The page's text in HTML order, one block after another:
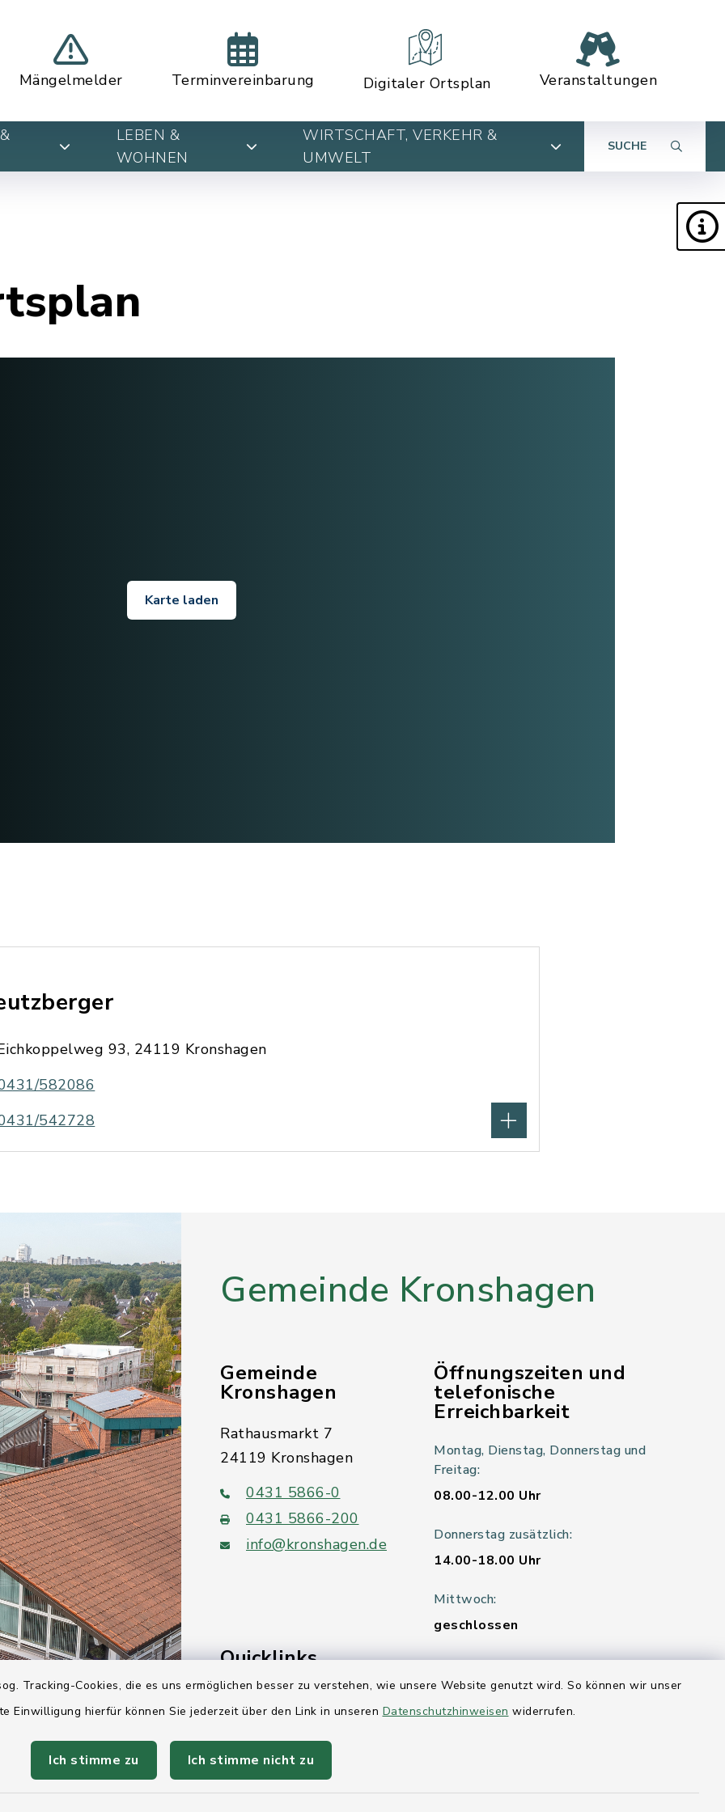
Tracking-Cookies, die es uns ermöglichen besser zu verstehen, wie unsere Website genutzt wird. So können wir unser
Einwilligung hierfür können Sie jederzeit über den Link in unseren Datenschutzhinweisen widerrufen.
Ich stimme zu Ich stimme nicht zu
Mängelmelder Terminvereinbarung Digitaler Ortsplan Veranstaltungen
LEBEN &
WOHNEN
WIRTSCHAFT, VERKEHR &
UMWELT
SUCHE
Karte laden
93, 24119 Kronshagen
582086
542728
Gemeinde Kronshagen
Gemeinde
Kronshagen
Rathausmarkt 7
24119 Kronshagen
0431 5866-0
0431 5866-200
info@kronshagen.de
Öffnungszeiten und
telefonische
Erreichbarkeit
Montag, Dienstag, Donnerstag und
Freitag:
08.00-12.00 Uhr
Donnerstag zusätzlich:
14.00-18.00 Uhr
Mittwoch:
geschlossen
Quicklinks
Ihre Behördennummer 115
Holstein